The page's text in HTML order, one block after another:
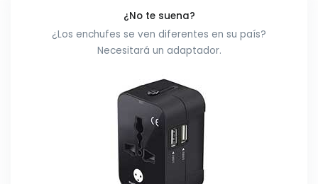
¿No te suena?
¿Los enchufes se ven diferentes en su país?
Necesitará un adaptador.